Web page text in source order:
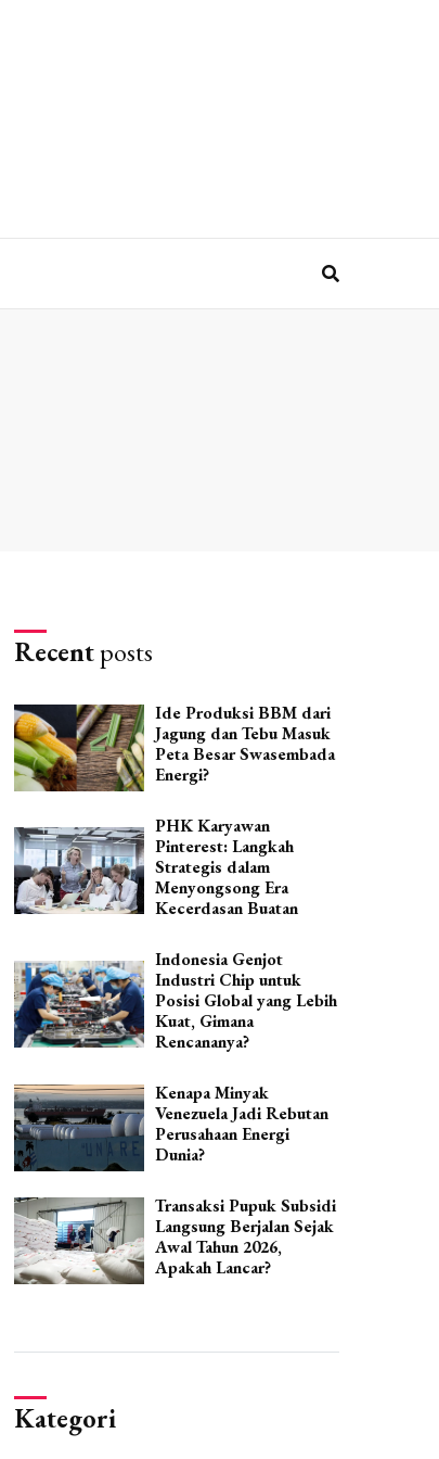
Recentposts
Ide Produksi BBM dari
Jagung dan Tebu Masuk
Peta Besar Swasembada
Energi?
PHK Karyawan
Pinterest: Langkah
Strategis dalam
Menyongsong Era
Kecerdasan Buatan
Indonesia Genjot
Industri Chip untuk
Posisi Global yang Lebih
Kuat, Gimana
Rencananya?
Kenapa Minyak
Venezuela Jadi Rebutan
Perusahaan Energi
Dunia?
Transaksi Pupuk Subsidi
Langsung Berjalan Sejak
Awal Tahun 2026,
Apakah Lancar?
Kategori